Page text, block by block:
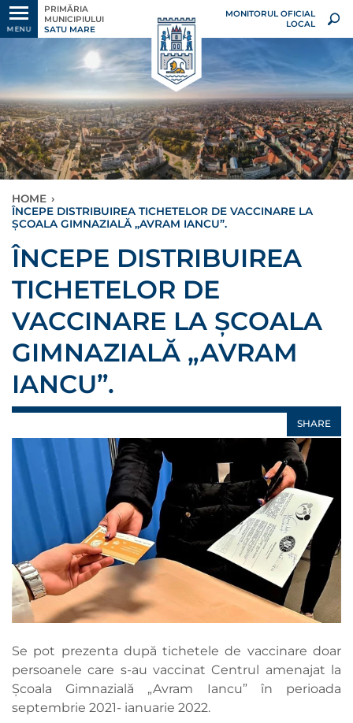
MENU
PRIMĂRIA
MUNICIPIULUI
SATU MARE
MONITORUL OFICIAL
LOCAL
HOME ›
ÎNCEPE DISTRIBUIREA TICHETELOR DE VACCINARE LA
ȘCOALA GIMNAZIALĂ „AVRAM IANCU”.
ÎNCEPE DISTRIBUIREA
TICHETELOR DE
VACCINARE LA ȘCOALA
GIMNAZIALĂ „AVRAM
IANCU”.
SHARE
Se pot prezenta după tichetele de vaccinare doar
persoanele care s-au vaccinat Centrul amenajat la
Școala Gimnazială „Avram Iancu” în perioada
septembrie 2021- ianuarie 2022.